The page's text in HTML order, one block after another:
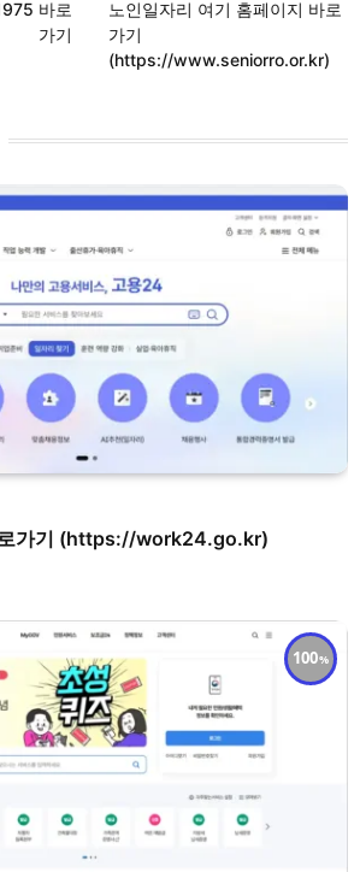
바로
가기
노인일자리 여기 홈페이지 바로
가기
(https://www.seniorro.or.kr)
가기 (https://work24.go.kr)
100